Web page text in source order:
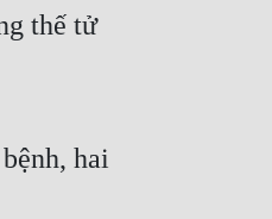
thế tử
hai